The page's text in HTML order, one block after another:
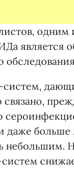
одним
является
систем,
даже больше
небольшим.